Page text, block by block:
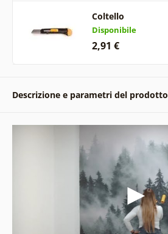
Coltello
Disponibile
2,91 €
Descrizione e parametri del prodotto